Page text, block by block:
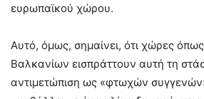
ευρωπαϊκού χώρου.
Αυτό, όμως, σημαίνει, ότι χώρες
Βαλκανίων εισπράττουν αυτή τη
αντιμετώπιση ως «φτωχών